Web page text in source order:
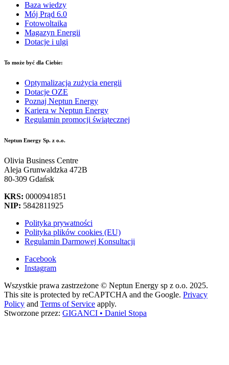
Baza wiedzy
Mój Prąd 6.0
Fotowoltaika
Magazyn Energii
Dotacje i ulgi
To może być dla Ciebie:
Optymalizacja zużycia energii
Dotacje OZE
Poznaj Neptun Energy
Kariera w Neptun Energy
Regulamin promocji świątecznej
Neptun Energy Sp. z o.o.
Olivia Business Centre
Aleja Grunwaldzka 472B
80-309 Gdańsk
KRS: 0000941851
NIP: 5842811925
Polityka prywatności
Polityka plików cookies (EU)
Regulamin Darmowej Konsultacji
Facebook
Instagram
Wszystkie prawa zastrzeżone © Neptun Energy sp z o.o. 2025.
This site is protected by reCAPTCHA and the Google. Privacy
Policy and Terms of Service apply.
Stworzone przez: GIGANCI • Daniel Stopa